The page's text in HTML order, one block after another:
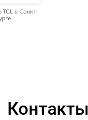
в Санкт-
Контакты